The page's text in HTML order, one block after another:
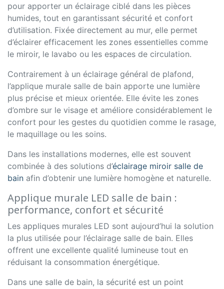
pour apporter un éclairage ciblé dans les pièces
humides, tout en garantissant sécurité et confort
d’utilisation. Fixée directement au mur, elle permet
d’éclairer efficacement les zones essentielles comme
le miroir, le lavabo ou les espaces de circulation.
Contrairement à un éclairage général de plafond,
l’applique murale salle de bain apporte une lumière
plus précise et mieux orientée. Elle évite les zones
d’ombre sur le visage et améliore considérablement le
confort pour les gestes du quotidien comme le rasage,
le maquillage ou les soins.
Dans les installations modernes, elle est souvent
combinée à des solutions d’éclairage miroir salle de
bain afin d’obtenir une lumière homogène et naturelle.
Applique murale LED salle de bain :
performance, confort et sécurité
Les appliques murales LED sont aujourd’hui la solution
la plus utilisée pour l’éclairage salle de bain. Elles
offrent une excellente qualité lumineuse tout en
réduisant la consommation énergétique.
Dans une salle de bain, la sécurité est un point